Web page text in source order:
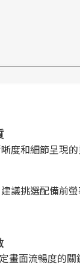
度和細節呈現
議挑選配備前
畫面流暢度的